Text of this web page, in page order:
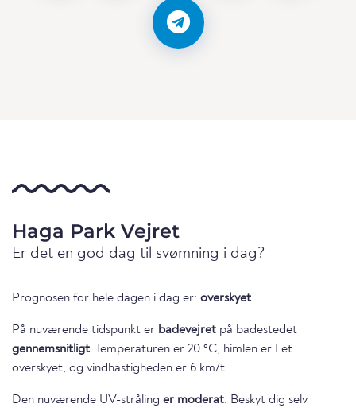
Haga Park Vejret
Er det en god dag til svømning i dag?
Prognosen for hele dagen i dag er: overskyet
På nuværende tidspunkt er badevejret på badestedet
gennemsnitligt. Temperaturen er 20 °C, himlen er Let
overskyet, og vindhastigheden er 6 km/t.
Den nuværende UV-stråling er moderat. Beskyt dig selv